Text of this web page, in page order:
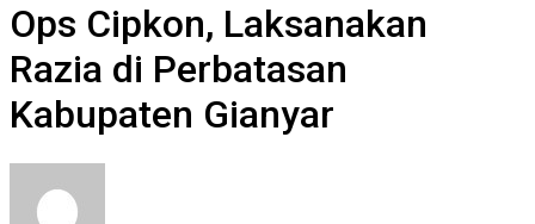
Ops Cipkon, Laksanakan
Razia di Perbatasan
Kabupaten Gianyar